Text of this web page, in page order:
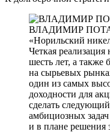
ВЛАДИМИР
«Норильский
Четкая
шесть лет, а также
на сырьевых
один из самых
доходности для
сделать
амбициозных задач
и в плане решения